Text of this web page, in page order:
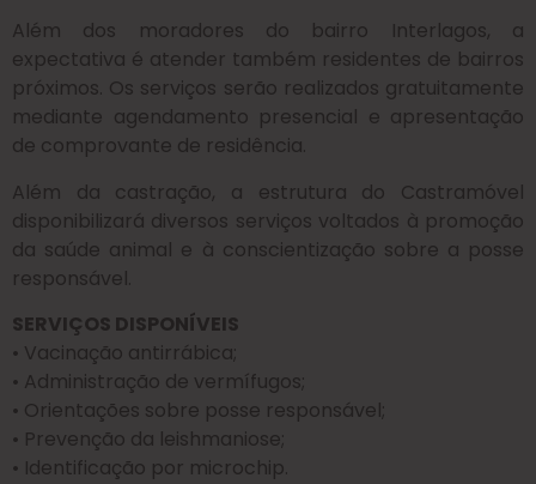
Além dos moradores do bairro Interlagos, a
expectativa é atender também residentes de bairros
próximos. Os serviços serão realizados gratuitamente
mediante agendamento presencial e apresentação
de comprovante de residência.
Além da castração, a estrutura do Castramóvel
disponibilizará diversos serviços voltados à promoção
da saúde animal e à conscientização sobre a posse
responsável.
SERVIÇOS DISPONÍVEIS
• Vacinação antirrábica;
• Administração de vermífugos;
• Orientações sobre posse responsável;
• Prevenção da leishmaniose;
• Identificação por microchip.